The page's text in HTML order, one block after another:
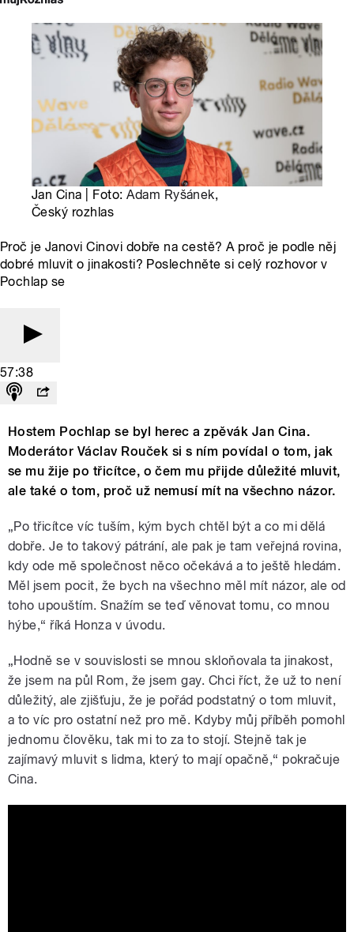
Jan Cina | Foto:Adam Ryšánek,
Český rozhlas
Proč je Janovi Cinovi dobře na cestě? A proč je podle něj
dobré mluvit o jinakosti? Poslechněte si celý rozhovor v
Pochlap se
57:38
Hostem Pochlap se byl herec a zpěvák Jan Cina.
Moderátor Václav Rouček si s ním povídal o tom, jak
se mu žije po třicítce, o čem mu přijde důležité mluvit,
ale také o tom, proč už nemusí mít na všechno názor.
„Po třicítce víc tuším, kým bych chtěl být a co mi dělá
dobře. Je to takový pátrání, ale pak je tam veřejná rovina,
kdy ode mě společnost něco očekává a to ještě hledám.
Měl jsem pocit, že bych na všechno měl mít názor, ale od
toho upouštím. Snažím se teď věnovat tomu, co mnou
hýbe,“ říká Honza v úvodu.
„Hodně se v souvislosti se mnou skloňovala ta jinakost,
že jsem na půl Rom, že jsem gay. Chci říct, že už to není
důležitý, ale zjišťuju, že je pořád podstatný o tom mluvit,
a to víc pro ostatní než pro mě. Kdyby můj příběh pomohl
jednomu člověku, tak mi to za to stojí. Stejně tak je
zajímavý mluvit s lidma, který to mají opačně,“ pokračuje
Cina.